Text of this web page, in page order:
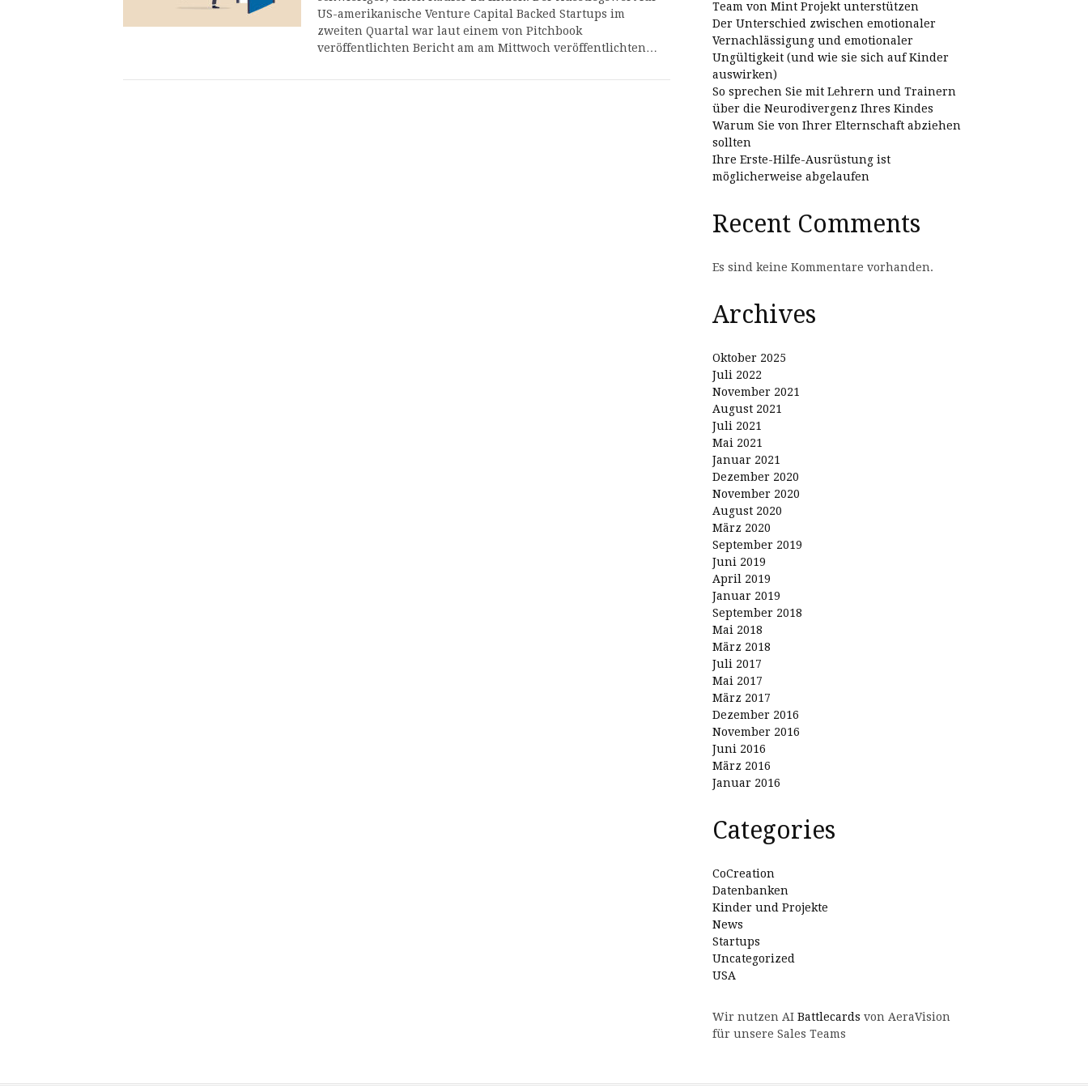
US-amerikanische Venture Capital Backed Startups im
zweiten Quartal war laut einem von Pitchbook
veröffentlichten Bericht am am Mittwoch veröffentlichten…
Team von Mint Projekt unterstützen
Der Unterschied zwischen emotionaler
Vernachlässigung und emotionaler
Ungültigkeit (und wie sie sich auf Kinder
auswirken)
So sprechen Sie mit Lehrern und Trainern
über die Neurodivergenz Ihres Kindes
Warum Sie von Ihrer Elternschaft abziehen
sollten
Ihre Erste-Hilfe-Ausrüstung ist
möglicherweise abgelaufen
Recent Comments
Es sind keine Kommentare vorhanden.
Archives
Oktober 2025
Juli 2022
November 2021
August 2021
Juli 2021
Mai 2021
Januar 2021
Dezember 2020
November 2020
August 2020
März 2020
September 2019
Juni 2019
April 2019
Januar 2019
September 2018
Mai 2018
März 2018
Juli 2017
Mai 2017
März 2017
Dezember 2016
November 2016
Juni 2016
März 2016
Januar 2016
Categories
CoCreation
Datenbanken
Kinder und Projekte
News
Startups
Uncategorized
USA
Wir nutzen AI Battlecards von AeraVision
für unsere Sales Teams